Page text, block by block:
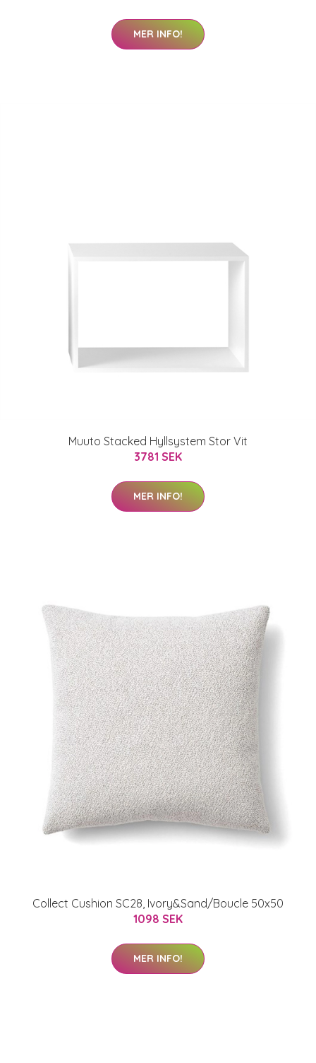
MER INFO!
Muuto Stacked Hyllsystem Stor Vit
3781 SEK
MER INFO!
Collect Cushion SC28, Ivory&Sand/Boucle 50x50
1098 SEK
MER INFO!